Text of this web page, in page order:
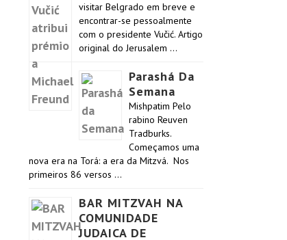
visitar Belgrado em breve e
encontrar-se pessoalmente
com o presidente Vučić. Artigo
original do Jerusalem …
Parashá Da
Semana
Mishpatim Pelo
rabino Reuven
Tradburks.
Começamos uma
nova era na Torá: a era da Mitzvá. Nos
primeiros 86 versos …
BAR MITZVAH NA
COMUNIDADE
JUDAICA DE